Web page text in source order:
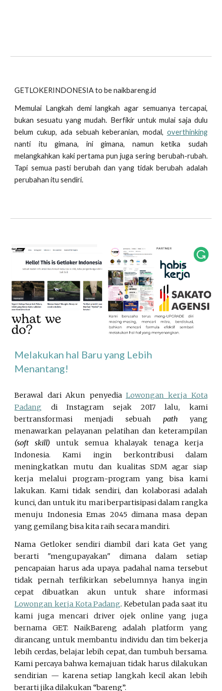
GETLOKERINDONESIA to be naikbareng.id
Memulai Langkah demi langkah agar semuanya tercapai,
bukan sesuatu yang mudah. Berfikir untuk mulai saja dulu
belum cukup, ada sebuah keberanian, modal, overthinking
nanti itu gimana, ini gimana, namun ketika sudah
melangkahkan kaki pertama pun juga sering berubah-rubah.
Tapi semua pasti berubah dan yang tidak berubah adalah
perubahan itu sendiri.
Melakukan hal Baru yang Lebih
Menantang!
Berawal dari Akun penyedia Lowongan kerja Kota
Padang di Instagram sejak 2017 lalu, kami
bertransformasi menjadi sebuah path yang
menawarkanpelayanan pelatihan dan keterampilan
(soft skill) untuk semua khalayak tenaga kerja
Indonesia. Kami ingin berkontribusi dalam
meningkatkan mutu dan kualitas SDM agar siap
kerja melalui program-program yang bisa kami
lakukan. Kami tidak sendiri, dan kolaborasi adalah
kunci, dan untuk itu mari berpartisipasi dalam rangka
menuju Indonesia Emas 2045 dimana masa depan
yang gemilang bisa kita raih secara mandiri.
Nama Getloker sendiri diambil dari kata Get yang
berarti "mengupayakan" dimana dalam setiap
pencapaian harus ada upaya. padahal nama tersebut
tidak pernah terfikirkan sebelumnya hanya ingin
cepat dibuatkan akun untuk share informasi
Lowongan kerja Kota Padang. Kebetulan pada saat itu
kami juga mencari driver ojek online yang juga
bernama GET. NaikBareng adalah platform yang
dirancang untuk membantu individu dan tim bekerja
lebih cerdas, belajar lebih cepat, dan tumbuh bersama.
Kami percaya bahwa kemajuan tidak harus dilakukan
sendirian — karena setiap langkah kecil akan lebih
berarti jika dilakukan “bareng”.